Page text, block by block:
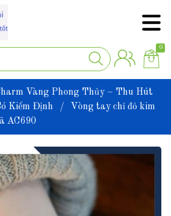
0
Vàng Phong Thủy – Thu Hút
Kiểm Định
/
Vòng tay chỉ đỏ kim
AC690